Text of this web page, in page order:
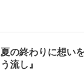
夏の終わりに想い
う流し』